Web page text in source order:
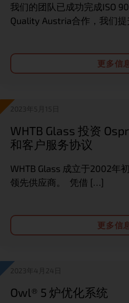
我们的团队已成功完成ISO
Quality Austria合作，我们
更多信
2023年5月15日
WHTB Glass 投资
和客户服务协议
WHTB Glass 成立于2002年
领先供应商。 凭借 […]
更多信
2023年4月24日
Owl® 5 炉优化系统